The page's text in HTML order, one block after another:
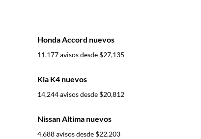
Honda Accord nuevos
11,177 avisos desde $27,135
Kia K4 nuevos
14,244 avisos desde $20,812
Nissan Altima nuevos
4,688 avisos desde $22,203